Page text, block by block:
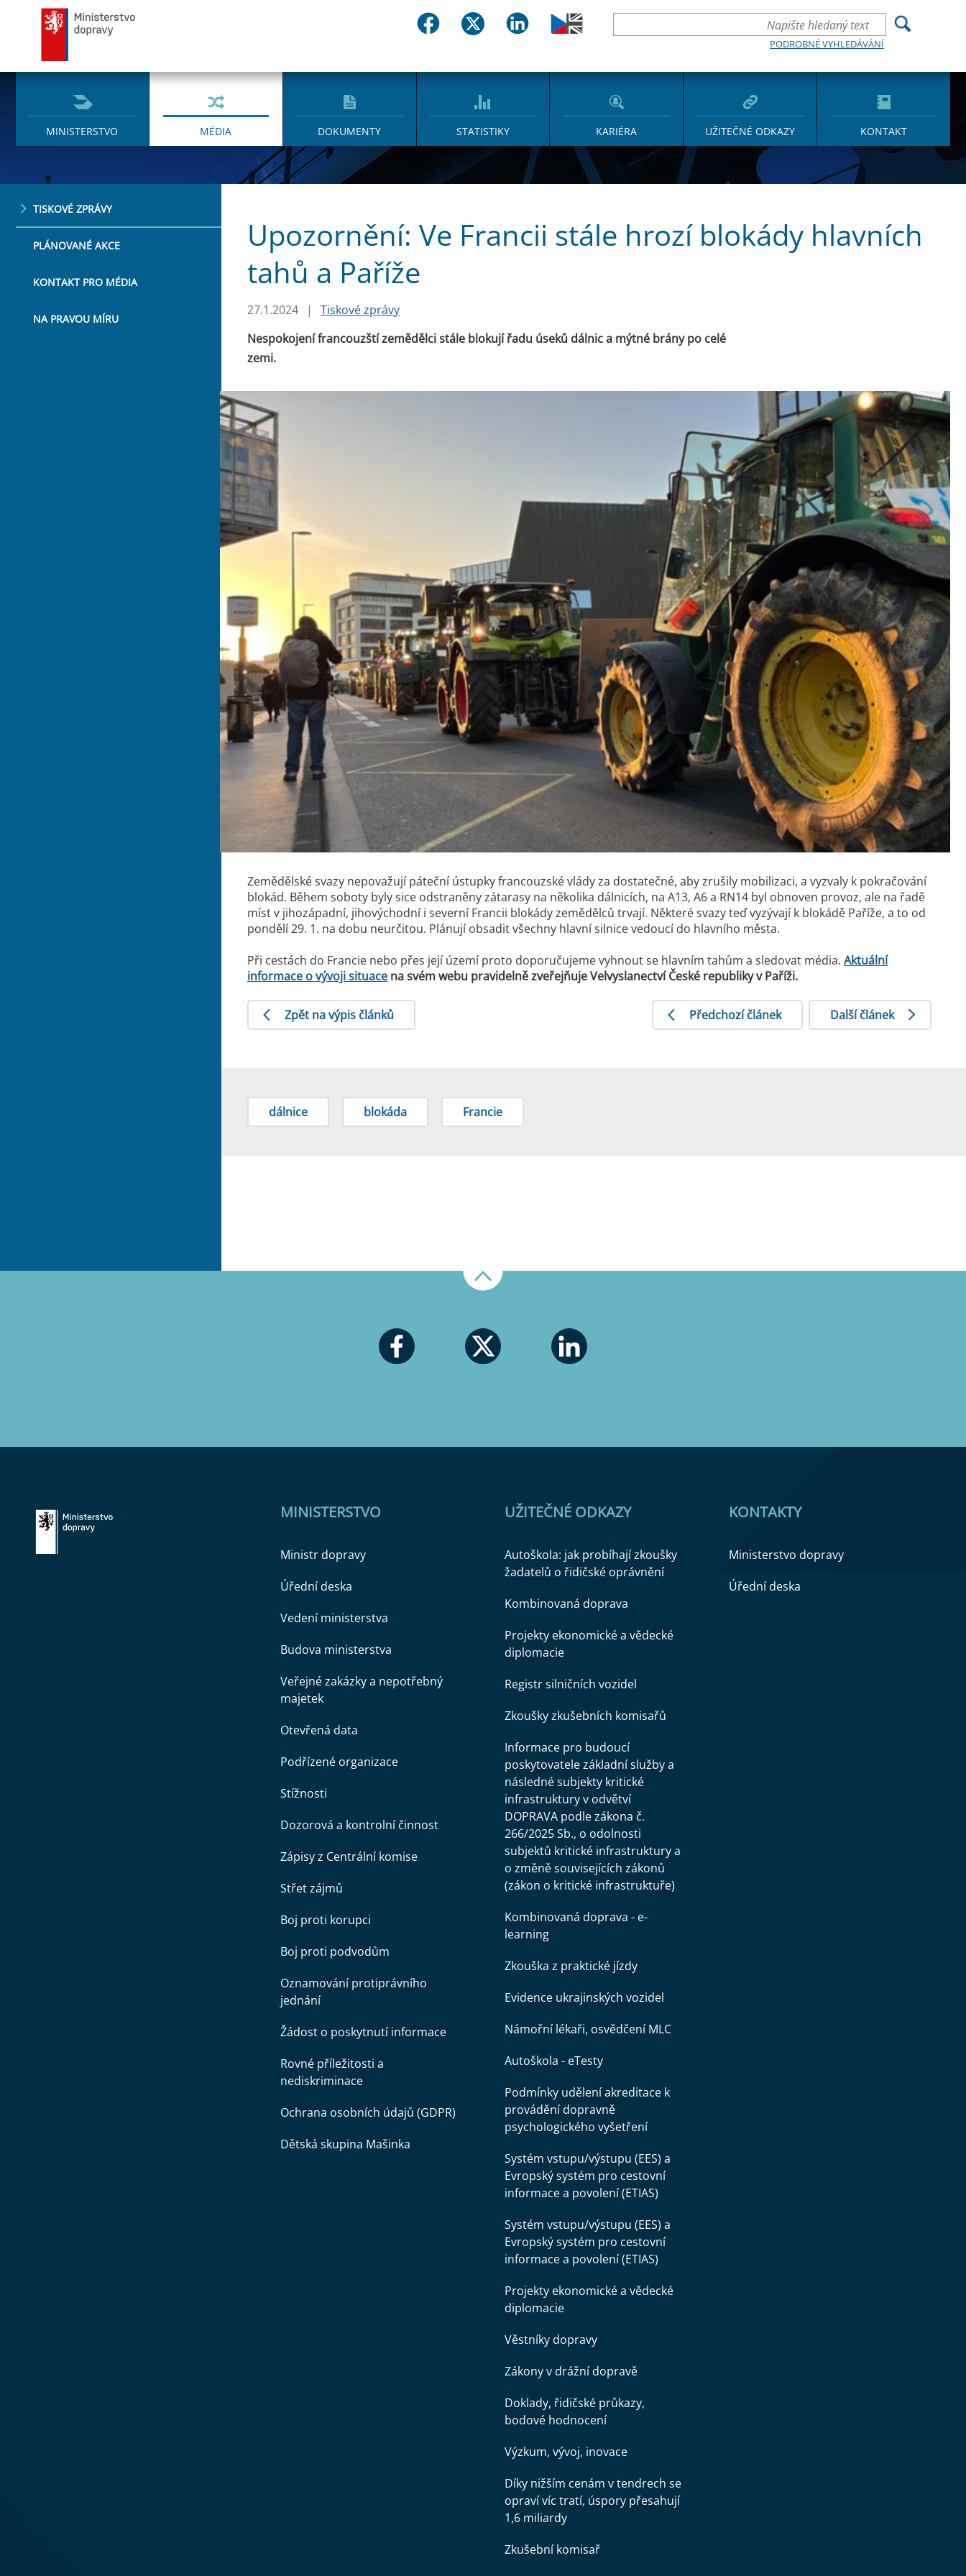
PODROBNÉ VYHLEDÁVÁNÍ
MINISTERSTVO MÉDIA DOKUMENTY STATISTIKY KARIÉRA UŽITEČNÉ ODKAZY KONTAKT
TISKOVÉ ZPRÁVY
PLÁNOVANÉ AKCE
KONTAKT PRO MÉDIA
NA PRAVOU MÍRU
Upozornění: Ve Francii stále hrozí blokády hlavních
tahů a Paříže
27.1.2024 |
Tiskové zprávy
Nespokojení francouzští zemědělci stále blokují řadu úseků dálnic a mýtné brány po celé
zemi.
Zemědělské svazy nepovažují páteční ústupky francouzské vlády za dostatečné, aby zrušily mobilizaci, a vyzvaly k pokračování
blokád. Během soboty byly sice odstraněny zátarasy na několika dálnicích, na A13, A6 a RN14 byl obnoven provoz, ale na řadě
míst v jihozápadní, jihovýchodní i severní Francii blokády zemědělců trvají. Některé svazy teď vyzývají k blokádě Paříže, a to od
pondělí 29. 1. na dobu neurčitou. Plánují obsadit všechny hlavní silnice vedoucí do hlavního města.
Při cestách do Francie nebo přes její území proto doporučujeme vyhnout se hlavním tahům a sledovat média. Aktuální
informace o vývoji situace na svém webu pravidelně zveřejňuje Velvyslanectví České republiky v Paříži.
Zpět na výpis článků Předchozí článek Další článek
dálnice blokáda Francie
MINISTERSTVO
Ministr dopravy
Úřední deska
Vedení ministerstva
Budova ministerstva
Veřejné zakázky a nepotřebný
majetek
Otevřená data
Podřízené organizace
Stížnosti
Dozorová a kontrolní činnost
Zápisy z Centrální komise
Střet zájmů
Boj proti korupci
Boj proti podvodům
Oznamování protiprávního
jednání
Žádost o poskytnutí informace
Rovné příležitosti a
nediskriminace
Ochrana osobních údajů (GDPR)
Dětská skupina Mašinka
UŽITEČNÉ ODKAZY
Autoškola: jak probíhají zkoušky
žadatelů o řidičské oprávnění
Kombinovaná doprava
Projekty ekonomické a vědecké
diplomacie
Registr silničních vozidel
Zkoušky zkušebních komisařů
Informace pro budoucí
poskytovatele základní služby a
následné subjekty kritické
infrastruktury v odvětví
DOPRAVA podle zákona č.
266/2025 Sb., o odolnosti
subjektů kritické infrastruktury a
o změně souvisejících zákonů
(zákon o kritické infrastruktuře)
Kombinovaná doprava - e-
learning
Zkouška z praktické jízdy
Evidence ukrajinských vozidel
Námořní lékaři, osvědčení MLC
Autoškola - eTesty
Podmínky udělení akreditace k
provádění dopravně
psychologického vyšetření
Systém vstupu/výstupu (EES) a
Evropský systém pro cestovní
informace a povolení (ETIAS)
Systém vstupu/výstupu (EES) a
Evropský systém pro cestovní
informace a povolení (ETIAS)
Projekty ekonomické a vědecké
diplomacie
Věstníky dopravy
Zákony v drážní dopravě
Doklady, řidičské průkazy,
bodové hodnocení
Výzkum, vývoj, inovace
Díky nižším cenám v tendrech se
opraví víc tratí, úspory přesahují
1,6 miliardy
Zkušební komisař
KONTAKTY
Ministerstvo dopravy
Úřední deska